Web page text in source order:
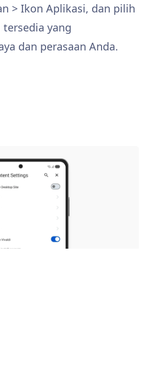
> Ikon Aplikasi, dan pilih
yang
dan perasaan Anda.